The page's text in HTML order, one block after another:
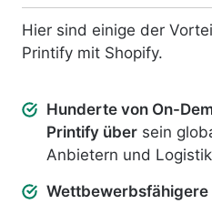
Hier sind einige der
Printify mit Shopify.
Hunderte von On-
Printify über sein
Anbietern und
Wettbewerbsfähigere